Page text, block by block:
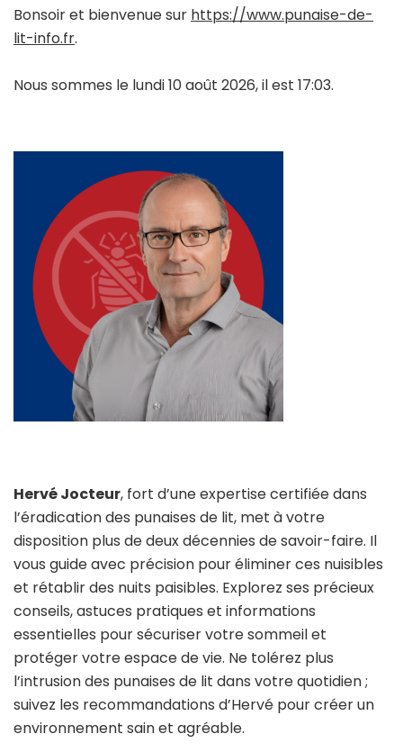
Bonsoir et bienvenue sur https://www.punaise-de-
lit-info.fr.
Nous sommes le lundi 10 août 2026, il est 17:03.
Hervé Jocteur, fort d’une expertise certifiée dans
l’éradication des punaises de lit, met à votre
disposition plus de deux décennies de savoir-faire. Il
vous guide avec précision pour éliminer ces nuisibles
et rétablir des nuits paisibles. Explorez ses précieux
conseils, astuces pratiques et informations
essentielles pour sécuriser votre sommeil et
protéger votre espace de vie. Ne tolérez plus
l’intrusion des punaises de lit dans votre quotidien ;
suivez les recommandations d’Hervé pour créer un
environnement sain et agréable.